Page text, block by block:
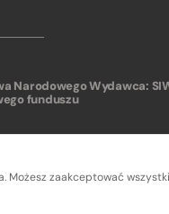
Narodowego
funduszu
Wydawca:
zaakceptować